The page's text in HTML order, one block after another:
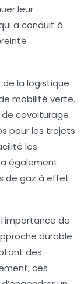
leur
a conduit à
de la logistique
mobilité verte.
covoiturage
pour les trajets
les
également
de gaz à effet
de
durable.
des
ces